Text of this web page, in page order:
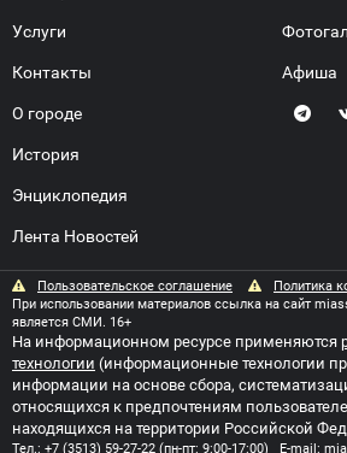
Услуги
Контакты
О городе
История
Энциклопедия
Лента Новостей
Афиша
Пользовательское соглашение
Политика
При использовании материалов ссылка на сайт
является СМИ. 16+
На информационном ресурсе применяются
технологии (информационные технологии
информации на основе сбора,
относящихся к предпочтениям
находящихся на территории Российской
Тел.: +7 (3513) 59-27-22 (пн-пт: 9:00-17:00) E-mail: